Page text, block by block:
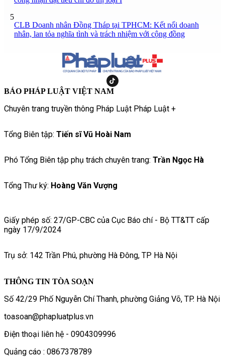
5
CLB Doanh nhân Đồng Tháp tại TPHCM: Kết nối doanh
nhân, lan tỏa nghĩa tình và trách nhiệm với cộng đồng
BÁO PHÁP LUẬT VIỆT NAM
Chuyên trang truyền thông Pháp Luật Pháp Luật +
Tổng Biên tập: Tiến sĩ Vũ Hoài Nam
Phó Tổng Biên tập phụ trách chuyên trang: Trần Ngọc Hà
Tổng Thư ký: Hoàng Văn Vượng
Giấy phép số: 27/GP-CBC của Cục Báo chí - Bộ TT&TT cấp
ngày 17/9/2024
Trụ sở: 142 Trần Phú, phường Hà Đông, TP Hà Nội
THÔNG TIN TÒA SOẠN
Số 42/29 Phố Nguyễn Chí Thanh, phường Giảng Võ, TP. Hà Nội
toasoan@phapluatplus.vn
Điện thoại liên hệ - 0904309996
Quảng cáo : 0867378789